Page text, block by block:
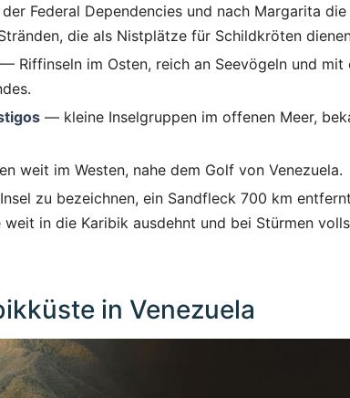
Federal Dependencies und nach Margarita
die als Nistplätze für Schildkröten
— Riffinseln im Osten, reich an Seevögeln und mit
— kleine Inselgruppen im offenen Meer,
weit im Westen, nahe dem Golf von Venezuela.
zu bezeichnen, ein Sandfleck 700 km
weit in die Karibik ausdehnt und bei Stürmen
in Venezuela